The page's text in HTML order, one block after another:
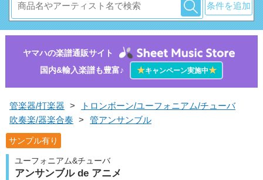
条件を追加
ヤマハの楽譜通販サイト
国内&輸入楽譜も豊富♪
★キャンペーン実施中★
管楽器/打楽器 >
トロンボーン/ユーフォニアム/チューバ
吹奏楽/器楽合奏 > 管アンサンブル
サンプル有り
ユーフォニアム&チューバ
アンサンブル de アニメ